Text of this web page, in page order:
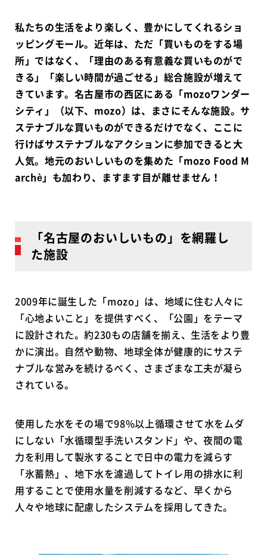
私たちの生活をより楽しく、豊かにしてくれるショ
ッピングモール。近年は、ただ「買いものをする場
所」ではなく、「理由のある有意義な買いものがで
きる」「楽しい時間が過ごせる」総合施設が増えて
きています。名古屋市の西区にある「mozoワンダー
シティ」（以下、mozo）は、まさにそんな施設。サ
ステナブルな買いものができるだけでなく、ここに
行けばサステナブルなアクションに参加できると大
人気。地元のおいしいものを集めた「mozo Food M
archè」も加わり、ますます目が離せません！
「名古屋のおいしいもの」を網羅し
た施設
2009年に誕生した「mozo」は、地域に住む人々に
「心地よいこと」を提供すべく、「公園」をテーマ
に設計された。約230もの店舗を揃え、生活をより豊
かに演出。自然や動物、地球全体が健康的にサステ
ナブルな営みを続けるべく、さまざまな工夫が凝ら
されている。
使用した水をその場で98%以上循環させて水をムダ
にしない「水循環型手洗いスタンド」や、夜間の電
力を利用して製氷することで日中の電力を減らす
「氷蓄熱」、地下水を濾過してトイレ用の排水に利
用することで使用水量を削減するなど、早くから
人々や地球に配慮したシステムを採用してきた。